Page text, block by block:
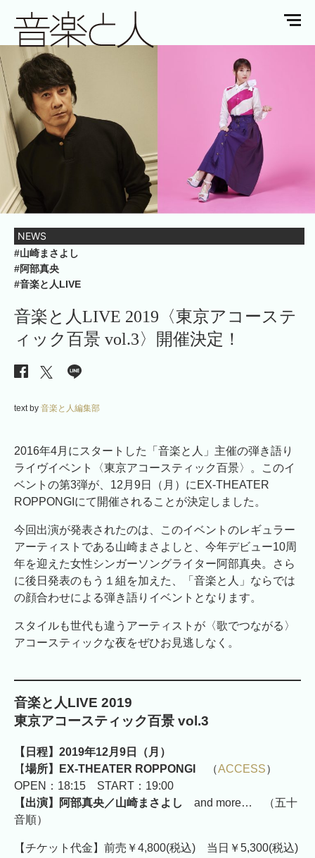
NEWS
#山崎まさよし
#阿部真央
#音楽と人LIVE
音楽と人LIVE 2019〈東京アコーステ
ィック百景 vol.3〉開催決定！
text by 音楽と人編集部
2016年4月にスタートした「音楽と人」主催の弾き語り
ライヴイベント〈東京アコースティック百景〉。このイ
ベントの第3弾が、12月9日（月）にEX-THEATER
ROPPONGIにて開催されることが決定しました。
今回出演が発表されたのは、このイベントのレギュラー
アーティストである山崎まさよしと、今年デビュー10周
年を迎えた女性シンガーソングライター阿部真央。さら
に後日発表のもう１組を加えた、「音楽と人」ならでは
の顔合わせによる弾き語りイベントとなります。
スタイルも世代も違うアーティストが〈歌でつながる〉
アコースティックな夜をぜひお見逃しなく。
音楽と人LIVE 2019
東京アコースティック百景 vol.3
【日程】2019年12月9日（月）
【場所】EX-THEATER ROPPONGI （ACCESS）
OPEN：18:15 START：19:00
【出演】阿部真央／山崎まさよし
and more… （五十
音順）
【チケット代金】前売￥4,800(税込) 当日￥5,300(税込)